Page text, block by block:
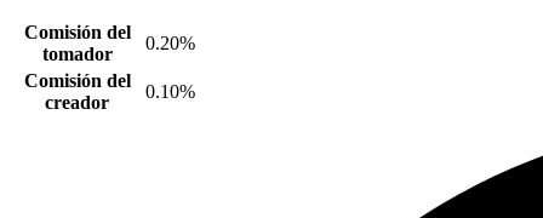
Comisión del
tomador
0.20%
Comisión del
creador
0.10%